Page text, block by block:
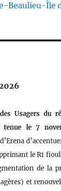
Beaulieu-Île
Usagers du
tenue le 7
le R1
de la
et